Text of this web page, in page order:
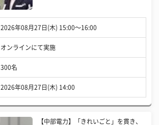
2026年08月27日(木) 15:00〜16:00
オンラインにて実施
300名
2026年08月27日(木) 14:00
【中部電力】「きれいごと」を貫き、